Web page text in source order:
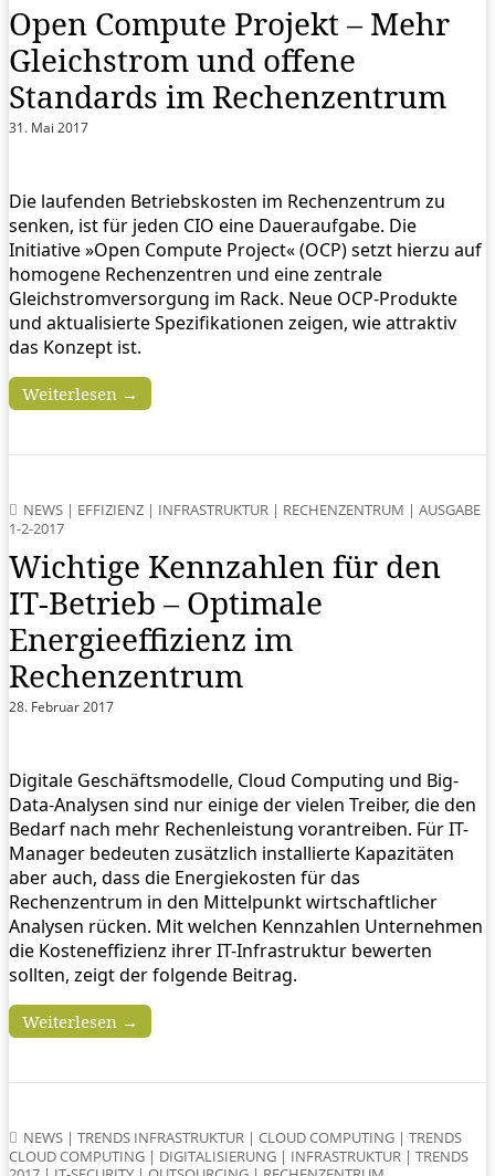
Open Compute Projekt – Mehr
Gleichstrom und offene
Standards im Rechenzentrum
31. Mai 2017
Die laufenden Betriebskosten im Rechenzentrum zu
senken, ist für jeden CIO eine Daueraufgabe. Die
Initiative »Open Compute Project« (OCP) setzt hierzu auf
homogene Rechenzentren und eine zentrale
Gleichstromversorgung im Rack. Neue OCP-Produkte
und aktualisierte Spezifikationen zeigen, wie attraktiv
das Konzept ist.
Weiterlesen →
NEWS | EFFIZIENZ | INFRASTRUKTUR | RECHENZENTRUM | AUSGABE
1-2-2017
Wichtige Kennzahlen für den
IT-Betrieb – Optimale
Energieeffizienz im
Rechenzentrum
28. Februar 2017
Digitale Geschäftsmodelle, Cloud Computing und Big-
Data-Analysen sind nur einige der vielen Treiber, die den
Bedarf nach mehr Rechenleistung vorantreiben. Für IT-
Manager bedeuten zusätzlich installierte Kapazitäten
aber auch, dass die Energiekosten für das
Rechenzentrum in den Mittelpunkt wirtschaftlicher
Analysen rücken. Mit welchen Kennzahlen Unternehmen
die Kosteneffizienz ihrer IT-Infrastruktur bewerten
sollten, zeigt der folgende Beitrag.
Weiterlesen →
NEWS | TRENDS INFRASTRUKTUR | CLOUD COMPUTING | TRENDS
CLOUD COMPUTING | DIGITALISIERUNG | INFRASTRUKTUR | TRENDS